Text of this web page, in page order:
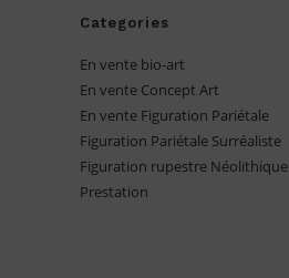
Categories
En vente bio-art
En vente Concept Art
En vente Figuration Pariétale
Figuration Pariétale Surréaliste
Figuration rupestre Néolithique
Prestation